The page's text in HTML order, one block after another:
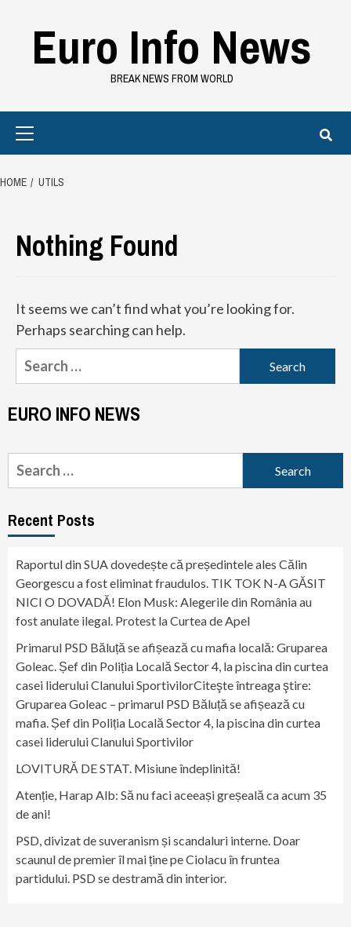
contentEuro Info News
BREAK NEWS FROM WORLD
HOME UTILS
Nothing Found
It seems we can’t find what you’re looking for.
Perhaps searching can help.
Search
for:
EURO INFO NEWS
Search
for:
Recent Posts
Raportul din SUA dovedește că președintele ales Călin
Georgescu a fost eliminat fraudulos. TIK TOK N-A GĂSIT
NICI O DOVADĂ! Elon Musk: Alegerile din România au
fost anulate ilegal. Protest la Curtea de Apel
Primarul PSD Băluță se afișează cu mafia locală: Gruparea
Goleac. Șef din Poliția Locală Sector 4, la piscina din curtea
casei liderului Clanului SportivilorCiteşte întreaga ştire:
Gruparea Goleac – primarul PSD Băluță se afișează cu
mafia. Șef din Poliția Locală Sector 4, la piscina din curtea
casei liderului Clanului Sportivilor
LOVITURĂ DE STAT. Misiune îndeplinită!
Atenție, Harap Alb: Să nu faci aceeași greșeală ca acum 35
de ani!
PSD, divizat de suveranism și scandaluri interne. Doar
scaunul de premier îl mai ține pe Ciolacu în fruntea
partidului. PSD se destramă din interior.